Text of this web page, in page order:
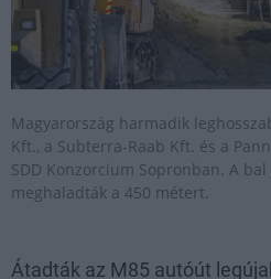
Magyarország harmadik
Kft., a Subterra-Raab Kft. és a
SDD Konzorcium Sopronban. A
meghaladták a 450 métert.
Átadták az M85 autóút